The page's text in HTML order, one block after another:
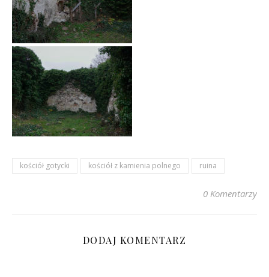
kościół gotycki kościół z kamienia polnego ruina
0 Komentarzy
DODAJ KOMENTARZ